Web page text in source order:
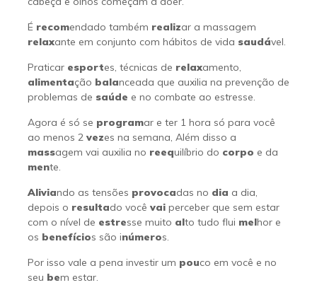
É recomendado também realizar a massagem
relaxante em conjunto com hábitos de vida saudável.
Praticar esportes, técnicas de relaxamento,
alimentação balanceada que auxilia na prevenção de
problemas de saúde e no combate ao estresse.
Agora é só se programar e ter 1 hora só para você
ao menos 2 vezes na semana, Além disso a
massagem vai auxilia no reequilíbrio do corpo e da
mente.
Aliviando as tensões provocadas no dia a dia,
depois o resultado você vaiperceber que sem estar
com o nível de estresse muito alto tudo flui melhor e
os benefícios são inúmeros.
Por isso vale a pena investir um pouco em você e no
seu bem estar.